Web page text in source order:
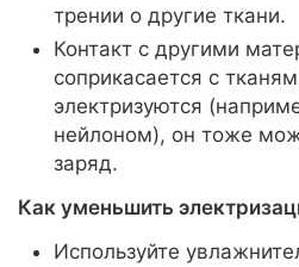
трении о другие ткани.
Контакт с другими
соприкасается с
электризуются
нейлоном), он тоже
заряд.
Как уменьшить
Используйте